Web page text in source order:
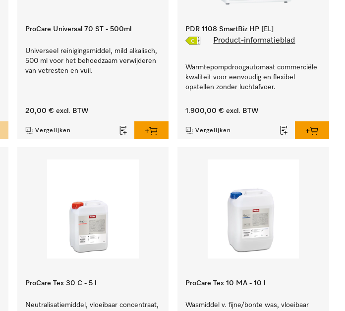
ProCare Universal 70 ST - 500ml
Universeel reinigingsmiddel, mild alkalisch,
500 ml voor het behoedzaam verwijderen
van vetresten en vuil.
20,00 € excl. BTW
Vergelijken
PDR 1108 SmartBiz HP [EL]
Product-informatieblad
Warmtepompdroogautomaat commerciële
kwaliteit voor eenvoudig en flexibel
opstellen zonder luchtafvoer.
1.900,00 € excl. BTW
Vergelijken
ProCare Tex 30 C - 5 l
Neutralisatiemiddel, vloeibaar concentraat,
ProCare Tex 10 MA - 10 l
Wasmiddel v. fijne/bonte was, vloeibaar